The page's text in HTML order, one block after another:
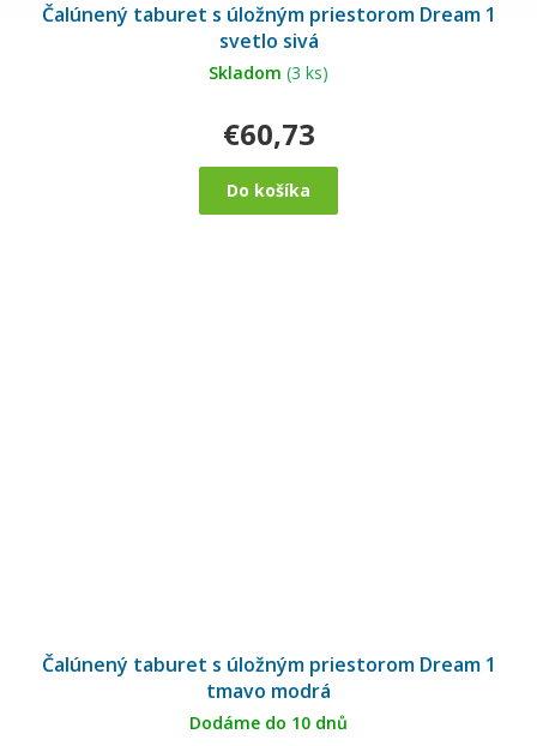
Čalúnený taburet s úložným priestorom Dream 1
svetlo sivá
Skladom (3 ks)
€60,73
Do košíka
Čalúnený taburet s úložným priestorom Dream 1
tmavo modrá
Dodáme do 10 dnů